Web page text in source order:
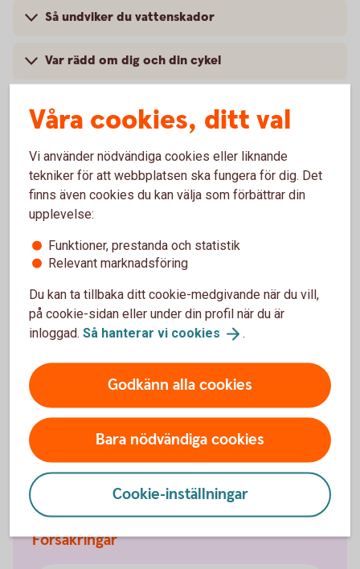
Så undviker du vattenskador
Var rädd om dig och din cykel
Skaffa hemförsäkring hyresrätt
Via internetbanken
försäkring
Skaffaförsäkringen
Via telefon
Direkt kontakt med våra specialister på försäkring.
Ring 0771-22 11 22
TelefonbankenPrivat
Försäkringar
Våra cookies, ditt val
Vi använder nödvändiga cookies eller liknande
tekniker för att webbplatsen ska fungera för dig. Det
finns även cookies du kan välja som förbättrar din
upplevelse:
Funktioner, prestanda och statistik
Relevant marknadsföring
Du kan ta tillbaka ditt cookie-medgivande när du vill,
på cookie-sidan eller under din profil när du är
inloggad. Så hanterar vi cookies .
Godkänn alla cookies
Bara nödvändiga cookies
Cookie-inställningar